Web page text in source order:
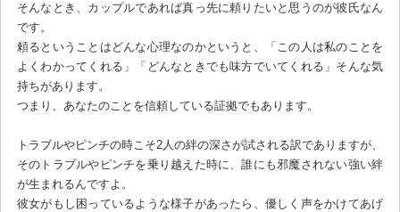
そんなとき、カップルであれば真っ先に頼りたいと思うのが彼氏なん
です。
頼るということはどんな心理なのかというと、「この人は私のことを
よくわかってくれる」「どんなときでも味方でいてくれる」そんな気
持ちがあります。
つまり、あなたのことを信頼している証拠でもあります。
トラブルやピンチの時こそ2人の絆の深さが試される訳でありますが、
そのトラブルやピンチを乗り越えた時に、誰にも邪魔されない強い絆
が生まれるんですよ。
彼女がもし困っているような様子があったら、優しく声をかけてあげ